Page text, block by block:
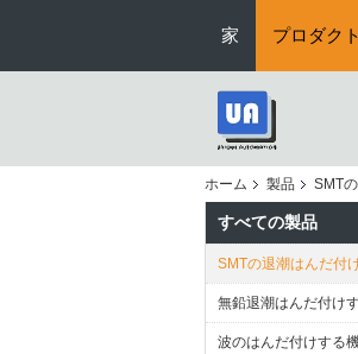
家 プロダクト
ホーム 製品 SMT
すべての製品
SMTの退潮はんだ付
無鉛退潮はんだ付け
波のはんだ付けする